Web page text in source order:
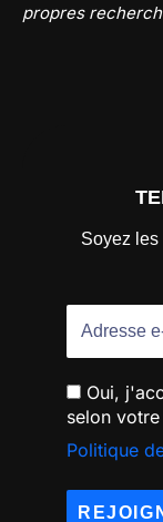
propres
Soyez les
Oui,
selon
Politique